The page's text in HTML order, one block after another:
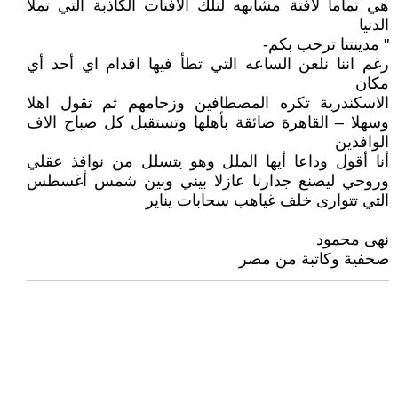
هي تماما لافتة مشابهه لتلك الافتات الكاذبة التي تملا
الدنيا
" مدينتنا ترحب بكم-
رغم اننا نلعن الساعه التي تطأ فيها اقدام اي أحد أي
مكان
الاسكندرية تكره المصطافين وزحامهم ثم تقول اهلا
وسهلا – القاهرة ضائقة بأهلها وتستقبل كل صباح الاف
الوافدين
أنا أقول وداعا أيها الملل وهو يتسلل من نوافذ عقلي
وروحي ليصنع جدارنا عازلا بيني وبين شمس أغسطس
التي تتوارى خلف غياهب سحابات يناير
نهى محمود
صحفية وكاتبة من مصر